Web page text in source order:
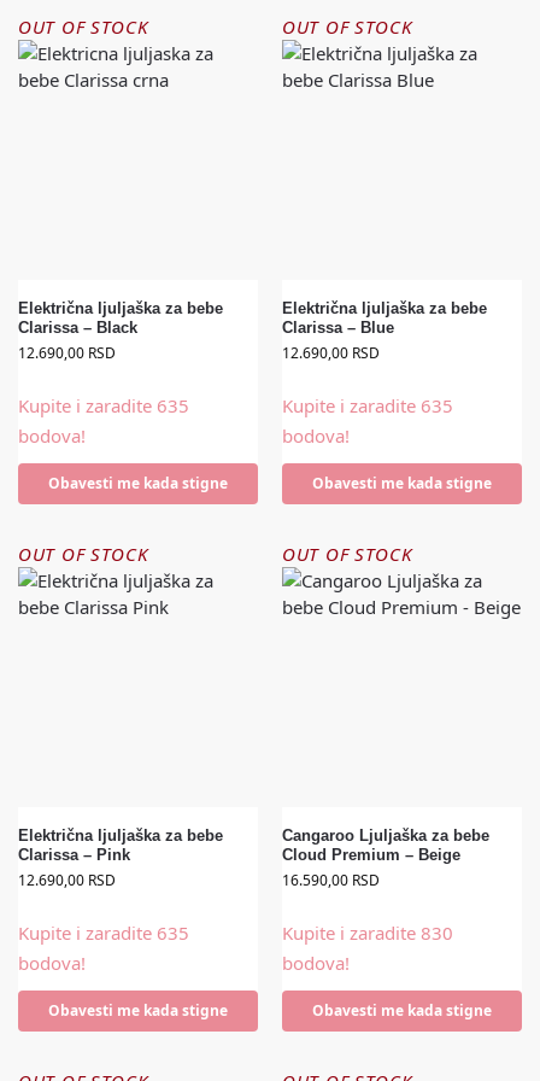
OUT OF STOCK
Električna ljuljaška za bebe
Clarissa – Black
12.690,00 RSD
Kupite i zaradite 635
bodova!
Obavesti me kada stigne
OUT OF STOCK
Električna ljuljaška za bebe
Clarissa – Blue
12.690,00 RSD
Kupite i zaradite 635
bodova!
Obavesti me kada stigne
OUT OF STOCK
Električna ljuljaška za bebe
Clarissa – Pink
12.690,00 RSD
Kupite i zaradite 635
bodova!
Obavesti me kada stigne
OUT OF STOCK
Cangaroo Ljuljaška za bebe
Cloud Premium – Beige
16.590,00 RSD
Kupite i zaradite 830
bodova!
Obavesti me kada stigne